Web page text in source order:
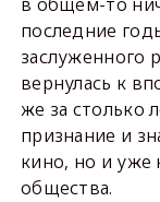
последние
заслуженного
вернулась к
же за столько
признание и
кино, но и уже
общества.